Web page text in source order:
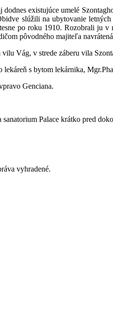
existujúce umelé
slúžili na ubytovanie
po roku 1910. Rozobrali ju
pôvodného majiteľa
Vág, v strede záberu vila
s bytom lekárnika,
Genciana.
Palace krátko pred
vyhradené.